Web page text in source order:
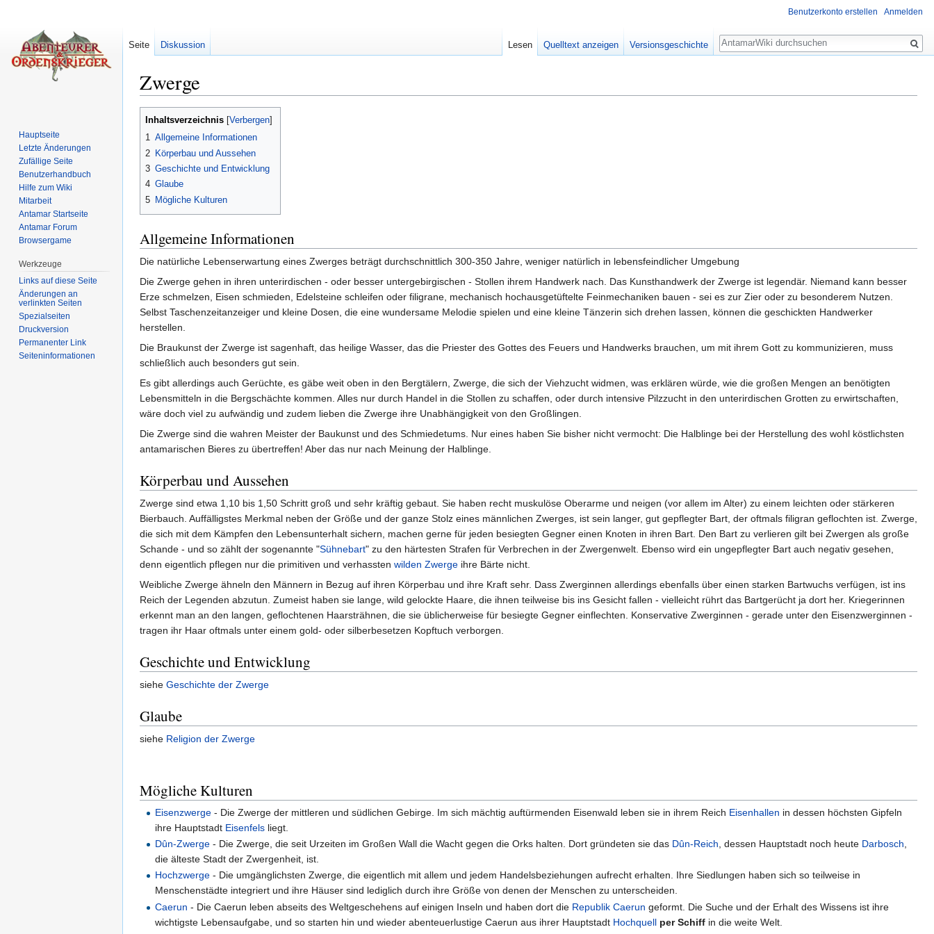
Zwerge
Inhaltsverzeichnis Verbergen
1 Allgemeine Informationen
2 Körperbau und Aussehen
3 Geschichte und Entwicklung
4 Glaube
5 Mögliche Kulturen
Allgemeine Informationen
Die natürliche Lebenserwartung eines Zwerges beträgt durchschnittlich 300-350 Jahre, weniger natürlich in lebensfeindlicher Umgebung
Die Zwerge gehen in ihren unterirdischen - oder besser untergebirgischen - Stollen ihrem Handwerk nach. Das Kunsthandwerk der Zwerge ist legendär. Niemand kann besser
Erze schmelzen, Eisen schmieden, Edelsteine schleifen oder filigrane, mechanisch hochausgetüftelte Feinmechaniken bauen - sei es zur Zier oder zu besonderem Nutzen.
Selbst Taschenzeitanzeiger und kleine Dosen, die eine wundersame Melodie spielen und eine kleine Tänzerin sich drehen lassen, können die geschickten Handwerker
herstellen.
Die Braukunst der Zwerge ist sagenhaft, das heilige Wasser, das die Priester des Gottes des Feuers und Handwerks brauchen, um mit ihrem Gott zu kommunizieren, muss
schließlich auch besonders gut sein.
Es gibt allerdings auch Gerüchte, es gäbe weit oben in den Bergtälern, Zwerge, die sich der Viehzucht widmen, was erklären würde, wie die großen Mengen an benötigten
Lebensmitteln in die Bergschächte kommen. Alles nur durch Handel in die Stollen zu schaffen, oder durch intensive Pilzzucht in den unterirdischen Grotten zu erwirtschaften,
wäre doch viel zu aufwändig und zudem lieben die Zwerge ihre Unabhängigkeit von den Großlingen.
Die Zwerge sind die wahren Meister der Baukunst und des Schmiedetums. Nur eines haben Sie bisher nicht vermocht: Die Halblinge bei der Herstellung des wohl köstlichsten
antamarischen Bieres zu übertreffen! Aber das nur nach Meinung der Halblinge.
Körperbau und Aussehen
Zwerge sind etwa 1,10 bis 1,50 Schritt groß und sehr kräftig gebaut. Sie haben recht muskulöse Oberarme und neigen (vor allem im Alter) zu einem leichten oder stärkeren
Bierbauch. Auffälligstes Merkmal neben der Größe und der ganze Stolz eines männlichen Zwerges, ist sein langer, gut gepflegter Bart, der oftmals filigran geflochten ist. Zwerge,
die sich mit dem Kämpfen den Lebensunterhalt sichern, machen gerne für jeden besiegten Gegner einen Knoten in ihren Bart. Den Bart zu verlieren gilt bei Zwergen als große
Schande - und so zählt der sogenannte "Sühnebart" zu den härtesten Strafen für Verbrechen in der Zwergenwelt. Ebenso wird ein ungepflegter Bart auch negativ gesehen,
denn eigentlich pflegen nur die primitiven und verhassten wilden Zwerge ihre Bärte nicht.
Weibliche Zwerge ähneln den Männern in Bezug auf ihren Körperbau und ihre Kraft sehr. Dass Zwerginnen allerdings ebenfalls über einen starken Bartwuchs verfügen, ist ins
Reich der Legenden abzutun. Zumeist haben sie lange, wild gelockte Haare, die ihnen teilweise bis ins Gesicht fallen - vielleicht rührt das Bartgerücht ja dort her. Kriegerinnen
erkennt man an den langen, geflochtenen Haarsträhnen, die sie üblicherweise für besiegte Gegner einflechten. Konservative Zwerginnen - gerade unter den Eisenzwerginnen -
tragen ihr Haar oftmals unter einem gold- oder silberbesetzen Kopftuch verborgen.
Geschichte und Entwicklung
siehe Geschichte der Zwerge
Glaube
siehe Religion der Zwerge
Mögliche Kulturen
Eisenzwerge - Die Zwerge der mittleren und südlichen Gebirge. Im sich mächtig auftürmenden Eisenwald leben sie in ihrem Reich Eisenhallen in dessen höchsten Gipfeln
ihre Hauptstadt Eisenfels liegt.
Dûn-Zwerge - Die Zwerge, die seit Urzeiten im Großen Wall die Wacht gegen die Orks halten. Dort gründeten sie das Dûn-Reich , dessen Hauptstadt noch heute Darbosch
die älteste Stadt der Zwergenheit, ist.
Hochzwerge - Die umgänglichsten Zwerge, die eigentlich mit allem und jedem Handelsbeziehungen aufrecht erhalten. Ihre Siedlungen haben sich so teilweise in
Menschenstädte integriert und ihre Häuser sind lediglich durch ihre Größe von denen der Menschen zu unterscheiden.
Caerun - Die Caerun leben abseits des Weltgeschehens auf einigen Inseln und haben dort die Republik Caerun geformt. Die Suche und der Erhalt des Wissens ist ihre
wichtigste Lebensaufgabe, und so starten hin und wieder abenteuerlustige Caerun aus ihrer Hauptstadt Hochquell per Schiff in die weite Welt.
Benutzerkonto erstellen Anmelden
Seite Diskussion Lesen Quelltext anzeigen Versionsgeschichte
Suche
Hauptseite
Letzte Änderungen
Zufällige Seite
Benutzerhandbuch
Hilfe zum Wiki
Mitarbeit
Antamar Startseite
Antamar Forum
Browsergame
Werkzeuge
Links auf diese Seite
Änderungen an
verlinkten Seiten
Spezialseiten
Druckversion
Permanenter Link
Seiten­informationen